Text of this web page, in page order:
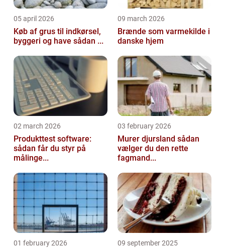
05 april 2026
Køb af grus til indkørsel,
byggeri og have sådan ...
09 march 2026
Brænde som varmekilde i
danske hjem
02 march 2026
Produkttest software:
sådan får du styr på
målinge...
03 february 2026
Murer djursland sådan
vælger du den rette
fagmand...
01 february 2026 09 september 2025